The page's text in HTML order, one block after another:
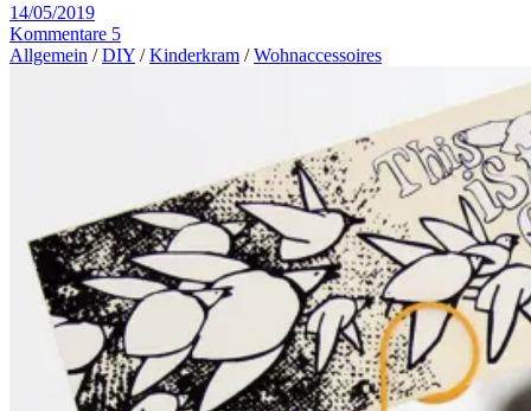
14/05/2019
Kommentare 5
Allgemein /DIY /Kinderkram /Wohnaccessoires